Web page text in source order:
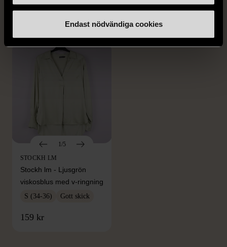
Endast nödvändiga cookies
129 kr
1/5
STOCKH LM
Stockh lm - Ljusgrön
viskosblus med v-ringning
S (34-36) Gott skick
159 kr
FRÅN SAMMA VARUMÄRKE